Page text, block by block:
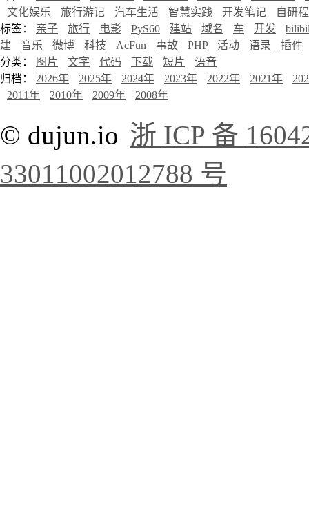
文化娱乐
旅行游记 汽车生活 智慧实践 开发笔记
自研
标签： 亲子 旅行 电影 PyS60 建站 域名 车 开发
建
音乐 微博 科技 AcFun 事故 PHP 活动 语录
插件
分类：
图片 文字 代码 下载 短片
语音
归档： 2026年 2025年 2024年 2023年 2022年 2021年
2011年
2010年 2009年 2008年
© dujun.io 浙 ICP 备
33011002012788 号